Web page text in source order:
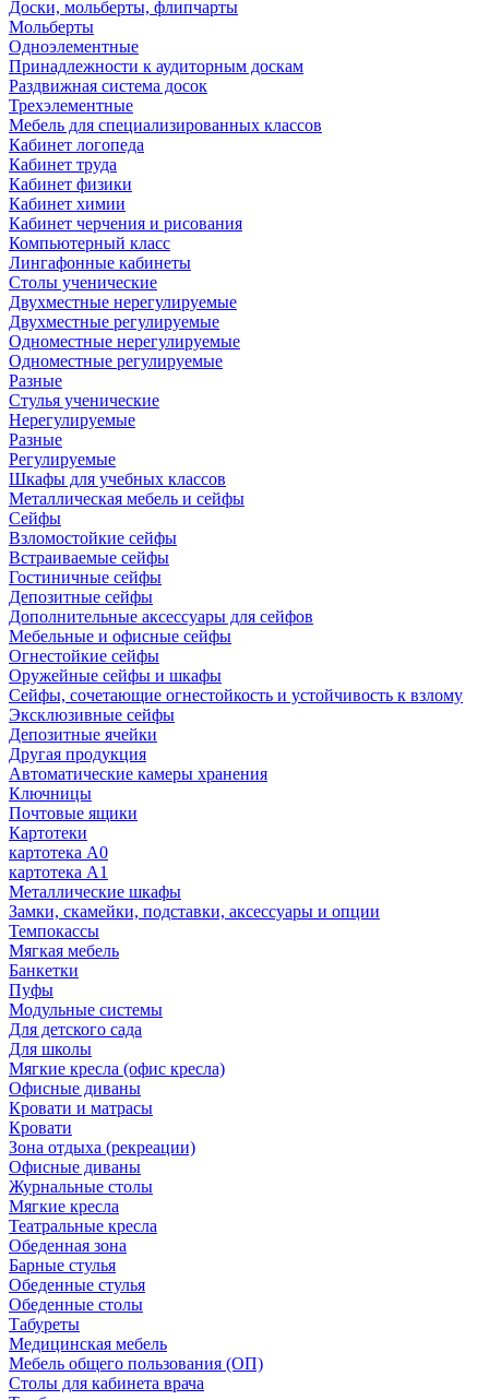
Доски, мольберты, флипчарты
Мольберты
Одноэлементные
Принадлежности к аудиторным доскам
Раздвижная система досок
Трехэлементные
Мебель для специализированных классов
Кабинет логопеда
Кабинет труда
Кабинет физики
Кабинет химии
Кабинет черчения и рисования
Компьютерный класс
Лингафонные кабинеты
Столы ученические
Двухместные нерегулируемые
Двухместные регулируемые
Одноместные нерегулируемые
Одноместные регулируемые
Разные
Стулья ученические
Нерегулируемые
Разные
Регулируемые
Шкафы для учебных классов
Металлическая мебель и сейфы
Сейфы
Взломостойкие сейфы
Встраиваемые сейфы
Гостиничные сейфы
Депозитные сейфы
Дополнительные аксессуары для сейфов
Мебельные и офисные сейфы
Огнестойкие сейфы
Оружейные сейфы и шкафы
Сейфы, сочетающие огнестойкость и устойчивость к взлому
Эксклюзивные сейфы
Депозитные ячейки
Другая продукция
Автоматические камеры хранения
Ключницы
Почтовые ящики
Картотеки
картотека А0
картотека А1
Металлические шкафы
Замки, скамейки, подставки, аксессуары и опции
Темпокассы
Мягкая мебель
Банкетки
Пуфы
Модульные системы
Для детского сада
Для школы
Мягкие кресла (офис кресла)
Офисные диваны
Кровати и матрасы
Кровати
Зона отдыха (рекреации)
Офисные диваны
Журнальные столы
Мягкие кресла
Театральные кресла
Обеденная зона
Барные стулья
Обеденные стулья
Обеденные столы
Табуреты
Медицинская мебель
Мебель общего пользования (ОП)
Столы для кабинета врача